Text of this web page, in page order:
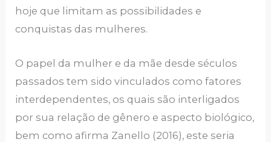
hoje que limitam as possibilidades e
conquistas das mulheres.
O papel da mulher e da mãe desde séculos
passados tem sido vinculados como fatores
interdependentes, os quais são interligados
por sua relação de gênero e aspecto biológico,
bem como afirma Zanello (2016), este seria